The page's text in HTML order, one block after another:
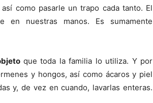
como pasarle un trapo cada tanto. El
en nuestras manos. Es sumamente
que toda la familia lo utiliza. Y por
y hongos, así como ácaros y piel
y, de vez en cuando, lavarlas enteras.